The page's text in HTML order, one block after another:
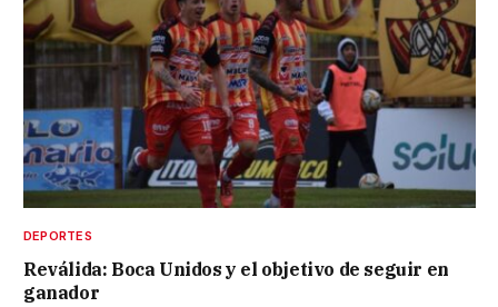
DEPORTES
Reválida: Boca Unidos y el objetivo de seguir en
ganador